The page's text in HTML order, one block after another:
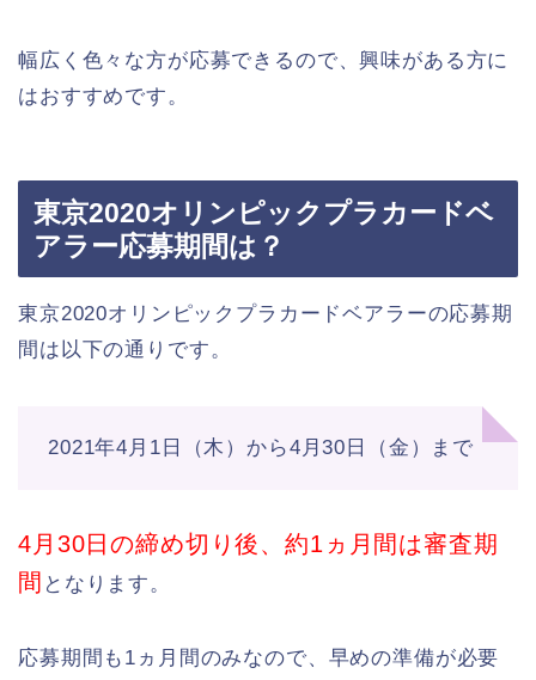
幅広く色々な方が応募できるので、興味がある方に
はおすすめです。
東京2020オリンピックプラカードベ
アラー応募期間は？
東京2020オリンピックプラカードベアラーの応募期
間は以下の通りです。
2021年4月1日（木）から4月30日（金）まで
4月30日の締め切り後、約1ヵ月間は審査期
間 となります。
応募期間も1ヵ月間のみなので、早めの準備が必要